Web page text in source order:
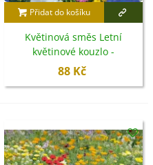
Přidat do košíku
Květinová směs Letní
květinové kouzlo -
Kiepenkerl - luční směs - 1
88 Kč